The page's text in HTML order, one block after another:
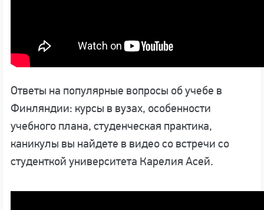
Ответы на популярные вопросы об учебе в
Финляндии: курсы в вузах, особенности
учебного плана, студенческая практика,
каникулы вы найдете в видео со встречи со
студенткой университета Карелия Асей.